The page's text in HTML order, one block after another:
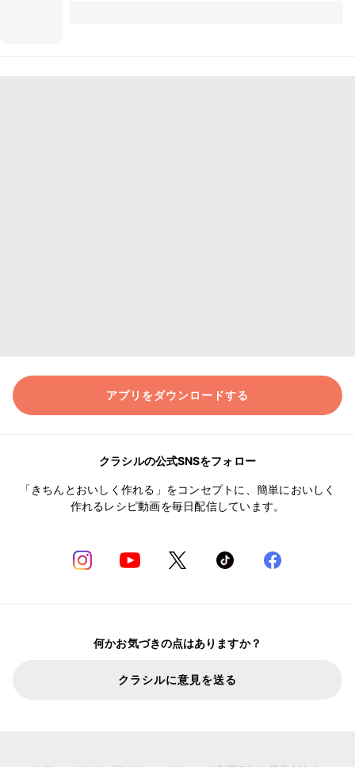
アプリをダウンロードする
クラシルの公式SNSをフォロー
「きちんとおいしく作れる」をコンセプトに、簡単においしく
作れるレシピ動画を毎日配信しています。
何かお気づきの点はありますか？
クラシルに意見を送る